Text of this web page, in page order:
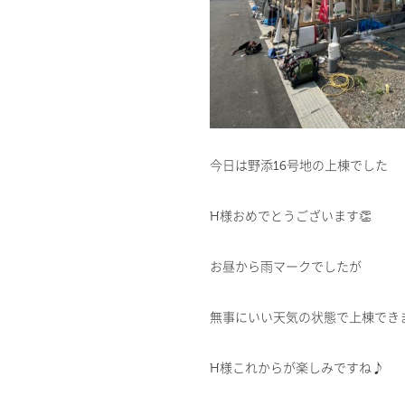
今日は野添16号地の上棟でした
H様おめでとうございます👏
お昼から雨マークでしたが
無事にいい天気の状態で上棟でき
H様これからが楽しみですね♪